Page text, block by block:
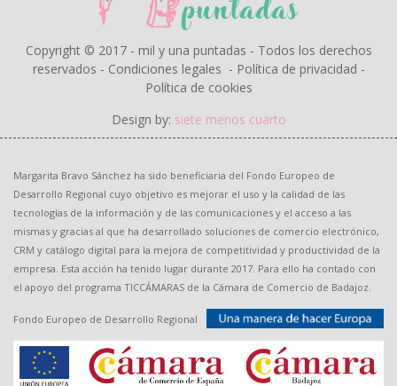
Copyright © 2017 - mil y una puntadas - Todos los derechos
reservados - Condiciones legales - Política de privacidad -
Política de cookies
Design by: siete menos cuarto
Margarita Bravo Sánchez ha sido beneficiaria del Fondo Europeo de
Desarrollo Regional cuyo objetivo es mejorar el uso y la calidad de las
tecnologías de la información y de las comunicaciones y el acceso a las
mismas y gracias al que ha desarrollado soluciones de comercio electrónico,
CRM y catálogo digital para la mejora de competitividad y productividad de la
empresa. Esta acción ha tenido lugar durante 2017. Para ello ha contado con
el apoyo del programa TICCÁMARAS de la Cámara de Comercio de Badajoz.
Fondo Europeo de Desarrollo Regional